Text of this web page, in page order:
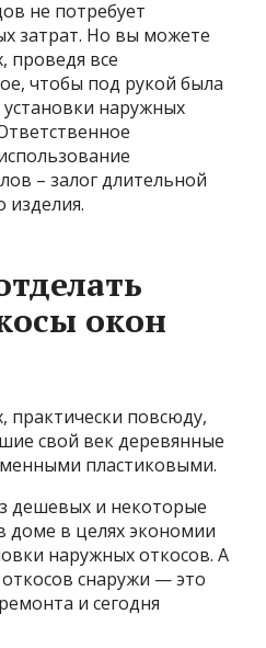
не потребует
затрат. Но вы можете
проведя все
чтобы под рукой была
наружных
– залог длительной
изделия.
окон
практически повсюду,
свой век деревянные
пластиковыми.
дешевых и некоторые
доме в целях экономии
наружных откосов. А
снаружи — это
и сегодня